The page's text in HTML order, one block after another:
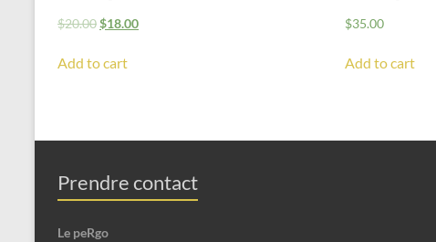
$20.00$18.00
Add to cart
$35.00
Add to cart
Prendre contact
Le peRgo